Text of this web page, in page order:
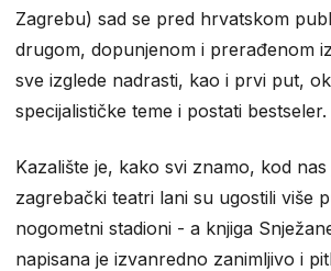
Zagrebu) sad se pred hrvatskom
drugom, dopunjenom i prerađenom
sve izglede nadrasti, kao i prvi put,
specijalističke teme i postati bestseler.
Kazalište je, kako svi znamo, kod
zagrebački teatri lani su ugostili više
nogometni stadioni - a knjiga
napisana je izvanredno zanimljivo i